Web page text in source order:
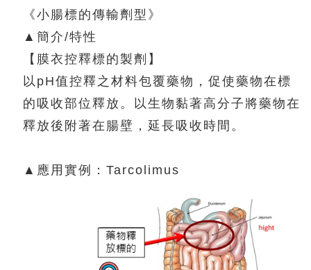
《小腸標的傳輸劑型》
▲簡介/特性
【膜衣控釋標的製劑】
以pH值控釋之材料包覆藥物，促使藥物在標
的吸收部位釋放。以生物黏著高分子將藥物在
釋放後附著在腸壁，延長吸收時間。
▲應用實例：Tarcolimus